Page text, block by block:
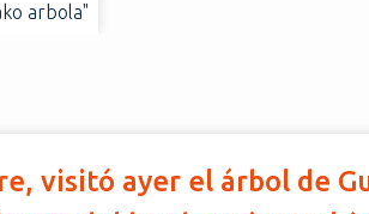
arbola"
visitó ayer el árbol de